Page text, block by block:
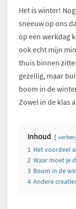
Het is winter!
sneeuw op ons
op een werkdag
ook echt mijn
thuis binnen
gezellig, maar
boom in de
Zowel in de klas
Inhoud
1 Het voordeel
2 Waar moet je
3 Boom in de
4 Andere